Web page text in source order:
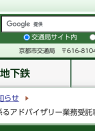
交通局サイト内
京都市交通局 〒616-
地下鉄
らせ
アドバイザリー業務受託